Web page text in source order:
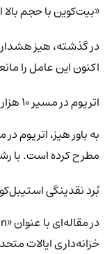
«بیت‌کوین با حجم
اکنون این عامل را
اتریوم در مسیر ۱۰ هزار دلار؟
مطرح کرده است. با
بُرد نقدینگی
خزانه‌داری ایالات